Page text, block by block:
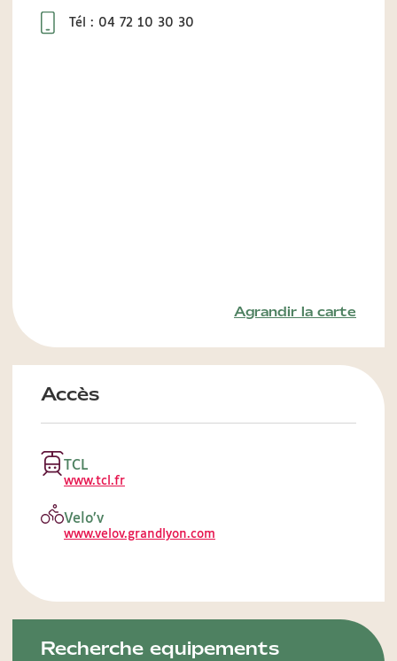
Tél : 04 72 10 30 30
Agrandir la carte
Accès
TCL
www.tcl.fr
Velo’v
www.velov.grandlyon.com
Recherche equipements